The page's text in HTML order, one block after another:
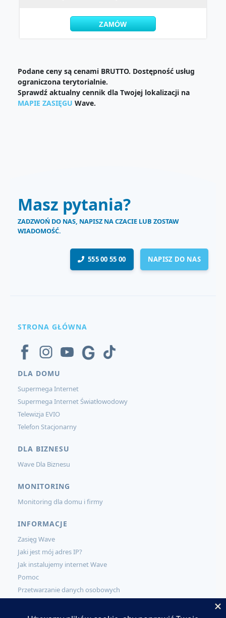
ZAMÓW
Podane ceny są cenami BRUTTO. Dostępność usług
ograniczona terytorialnie.
Sprawdź aktualny cennik dla Twojej lokalizacji na
MAPIE ZASIĘGU Wave.
Masz pytania?
ZADZWOŃ DO NAS, NAPISZ NA CZACIE LUB ZOSTAW
WIADOMOŚĆ.
555 00 55 00 NAPISZ DO NAS
STRONA GŁÓWNA
DLA DOMU
Supermega Internet
Supermega Internet Światłowodowy
Telewizja EVIO
Telefon Stacjonarny
DLA BIZNESU
Wave Dla Biznesu
MONITORING
Monitoring dla domu i firmy
INFORMACJE
Zasięg Wave
Jaki jest mój adres IP?
Jak instalujemy internet Wave
Pomoc
Przetwarzanie danych osobowych